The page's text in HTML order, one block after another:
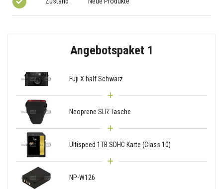
Angebotspaket 1
Fuji X half Schwarz
Neoprene SLR Tasche
Ultispeed 1TB SDHC Karte (Class 10)
NP-W126